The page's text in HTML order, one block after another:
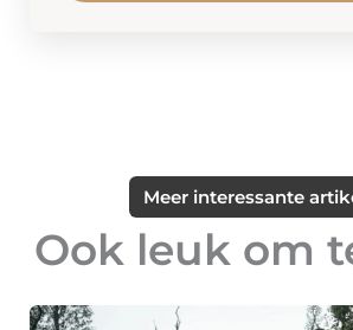
Meer interessante
Ook leuk om